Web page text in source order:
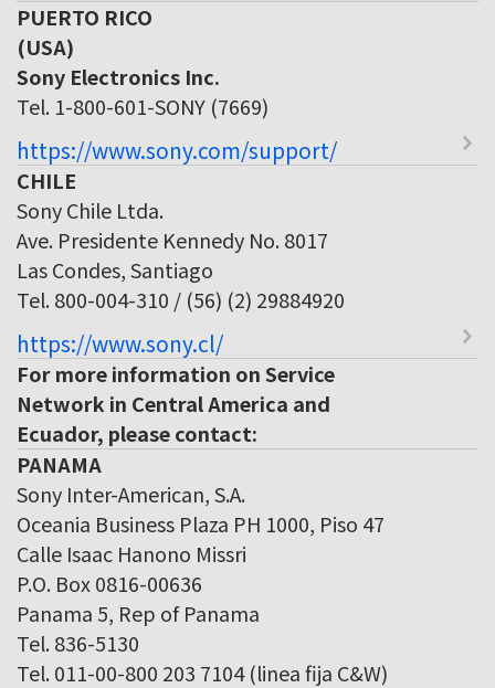
PUERTO RICO
(USA)
Sony Electronics Inc.
Tel. 1-800-601-SONY (7669)
https://www.sony.com/support/
CHILE
Sony Chile Ltda.
Ave. Presidente Kennedy No. 8017
Las Condes, Santiago
Tel. 800-004-310 / (56) (2) 29884920
https://www.sony.cl/
For more information on Service
Network in Central America and
Ecuador, please contact:
PANAMA
Sony Inter-American, S.A.
Oceania Business Plaza PH 1000, Piso 47
Calle Isaac Hanono Missri
P.O. Box 0816-00636
Panama 5, Rep of Panama
Tel. 836-5130
Tel. 011-00-800 203 7104 (linea fija C&W)